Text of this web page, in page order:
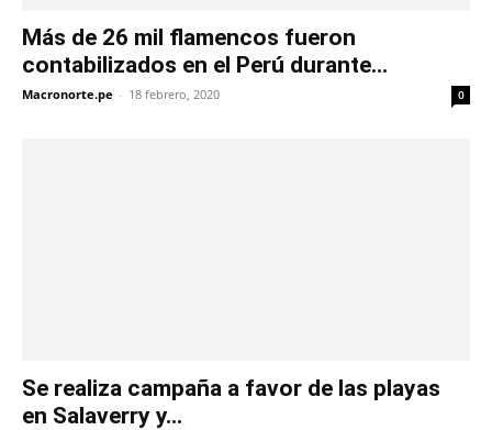
Más de 26 mil flamencos fueron
contabilizados en el Perú durante...
Macronorte.pe - 18 febrero, 2020 0
Se realiza campaña a favor de las playas
en Salaverry y...